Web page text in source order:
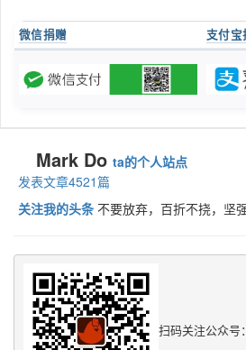
微信捐赠 支付宝
Mark Do ta的个人站点
发表文章4521篇
关注我的头条 不要放弃，百折不挠，坚
扫码关注公众号